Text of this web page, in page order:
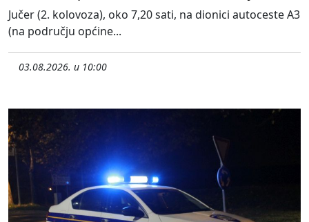
Jučer (2. kolovoza), oko 7,20 sati, na dionici autoceste A3
(na području općine...
03.08.2026. u 10:00